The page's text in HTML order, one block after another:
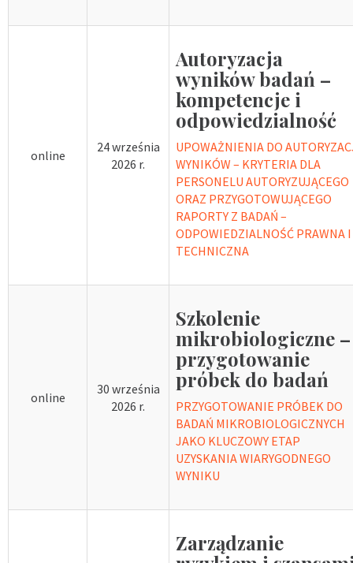
online
24 września
2026 r.
Autoryzacja
wyników badań –
kompetencje i
odpowiedzialność
UPOWAŻNIENIA DO
WYNIKÓW – KRYTERIA DLA
PERSONELU AUTORYZUJĄCEGO
ORAZ PRZYGOTOWUJĄCEGO
RAPORTY Z BADAŃ –
ODPOWIEDZIALNOŚĆ PRAWNA I
TECHNICZNA
online
30 września
2026 r.
Szkolenie
mikrobiologiczne –
przygotowanie
próbek do badań
PRZYGOTOWANIE PRÓBEK DO
BADAŃ MIKROBIOLOGICZNYCH
JAKO KLUCZOWY ETAP
UZYSKANIA WIARYGODNEGO
WYNIKU
Zarządzanie